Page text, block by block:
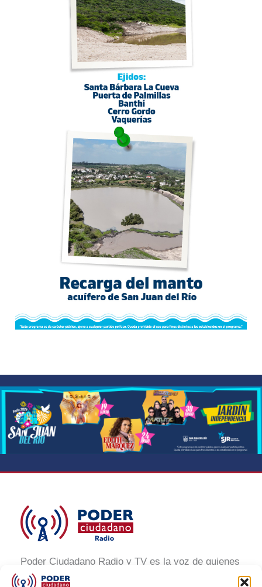
Poder Ciudadano Radio y TV es la voz de quienes
buscan un México informado y participativo.